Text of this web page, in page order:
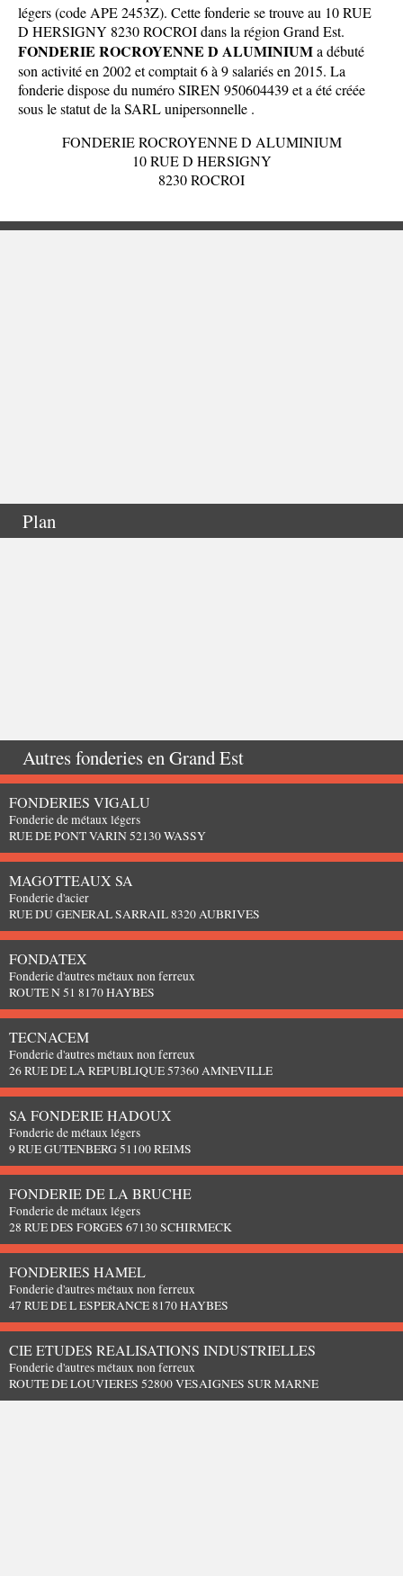
légers (code APE 2453Z). Cette fonderie se trouve au 10 RUE
D HERSIGNY 8230 ROCROI dans la région Grand Est.
FONDERIE ROCROYENNE D ALUMINIUMa débuté
son activité en 2002 et comptait 6 à 9 salariés en 2015. La
fonderie dispose du numéro SIREN 950604439 et a été créée
sous le statut de la SARL unipersonnelle .
FONDERIE ROCROYENNE D ALUMINIUM
10 RUE D HERSIGNY
8230 ROCROI
Plan
Autres fonderies enGrand Est
FONDERIES VIGALU
Fonderie de métaux légers
RUE DE PONT VARIN 52130 WASSY
MAGOTTEAUX SA
Fonderie d'acier
RUE DU GENERAL SARRAIL 8320 AUBRIVES
FONDATEX
Fonderie d'autres métaux non ferreux
ROUTE N 51 8170 HAYBES
TECNACEM
Fonderie d'autres métaux non ferreux
26 RUE DE LA REPUBLIQUE 57360 AMNEVILLE
SA FONDERIE HADOUX
Fonderie de métaux légers
9 RUE GUTENBERG 51100 REIMS
FONDERIE DE LA BRUCHE
Fonderie de métaux légers
28 RUE DES FORGES 67130 SCHIRMECK
FONDERIES HAMEL
Fonderie d'autres métaux non ferreux
47 RUE DE L ESPERANCE 8170 HAYBES
CIE ETUDES REALISATIONS INDUSTRIELLES
Fonderie d'autres métaux non ferreux
ROUTE DE LOUVIERES 52800 VESAIGNES SUR MARNE